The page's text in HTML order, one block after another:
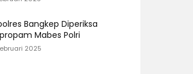
Bangkep Diperiksa
Mabes Polri
2025